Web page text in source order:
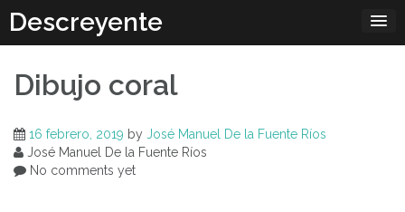
content
Descreyente
Dibujo coral
16 febrero, 2019 by José Manuel De la Fuente Ríos
José Manuel De la Fuente Ríos
No comments yet